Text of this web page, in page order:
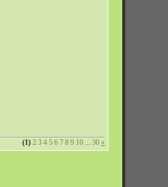
(1) 2 3 4 5 6 7 8 9 10 30 »